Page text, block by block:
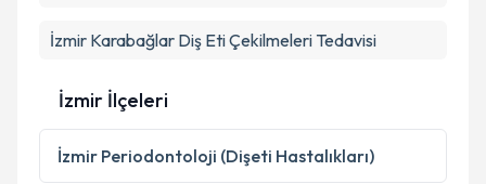
İzmir Karabağlar Diş Eti Çekilmeleri Tedavisi
İzmir İlçeleri
İzmir Periodontoloji (Dişeti Hastalıkları)